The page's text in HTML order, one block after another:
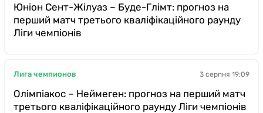
Юніон Сент-Жілуаз – Буде-Глімт: прогноз на
перший матч третього кваліфікаційного раунду
Ліги чемпіонів
Лига чемпионов 3 серпня 19:09
Олімпіакос – Неймеген: прогноз на перший матч
третього кваліфікаційного раунду Ліги чемпіонів